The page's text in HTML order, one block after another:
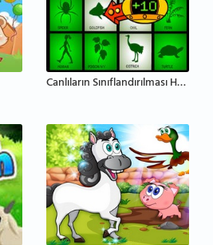
Canlıların Sınıflandırılması Hayvanlar ve Bitkiler